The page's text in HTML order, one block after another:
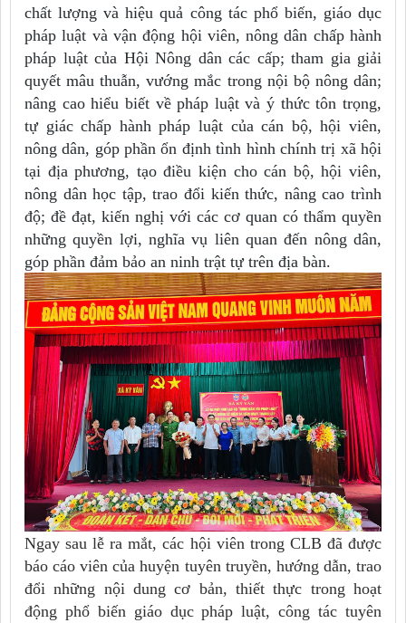
chất lượng và hiệu quả công tác phổ biến, giáo dục
pháp luật và vận động hội viên, nông dân chấp hành
pháp luật của Hội Nông dân các cấp; tham gia giải
quyết mâu thuẫn, vướng mắc trong nội bộ nông dân;
nâng cao hiểu biết về pháp luật và ý thức tôn trọng,
tự giác chấp hành pháp luật của cán bộ, hội viên,
nông dân, góp phần ổn định tình hình chính trị xã hội
tại địa phương, tạo điều kiện cho cán bộ, hội viên,
nông dân học tập, trao đổi kiến thức, nâng cao trình
độ; đề đạt, kiến nghị với các cơ quan có thẩm quyền
những quyền lợi, nghĩa vụ liên quan đến nông dân,
góp phần đảm bảo an ninh trật tự trên địa bàn.
Ngay sau lễ ra mắt, các hội viên trong CLB đã được
báo cáo viên của huyện tuyên truyền, hướng dẫn, trao
đổi những nội dung cơ bản, thiết thực trong hoạt
động phổ biến giáo dục pháp luật, công tác tuyên